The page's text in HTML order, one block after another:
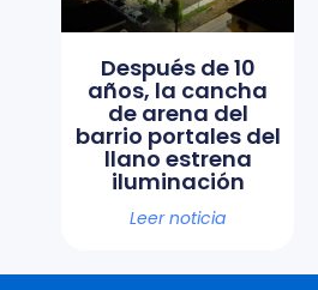
Después de 10
años, la cancha
de arena del
barrio portales del
llano estrena
iluminación
Leer noticia